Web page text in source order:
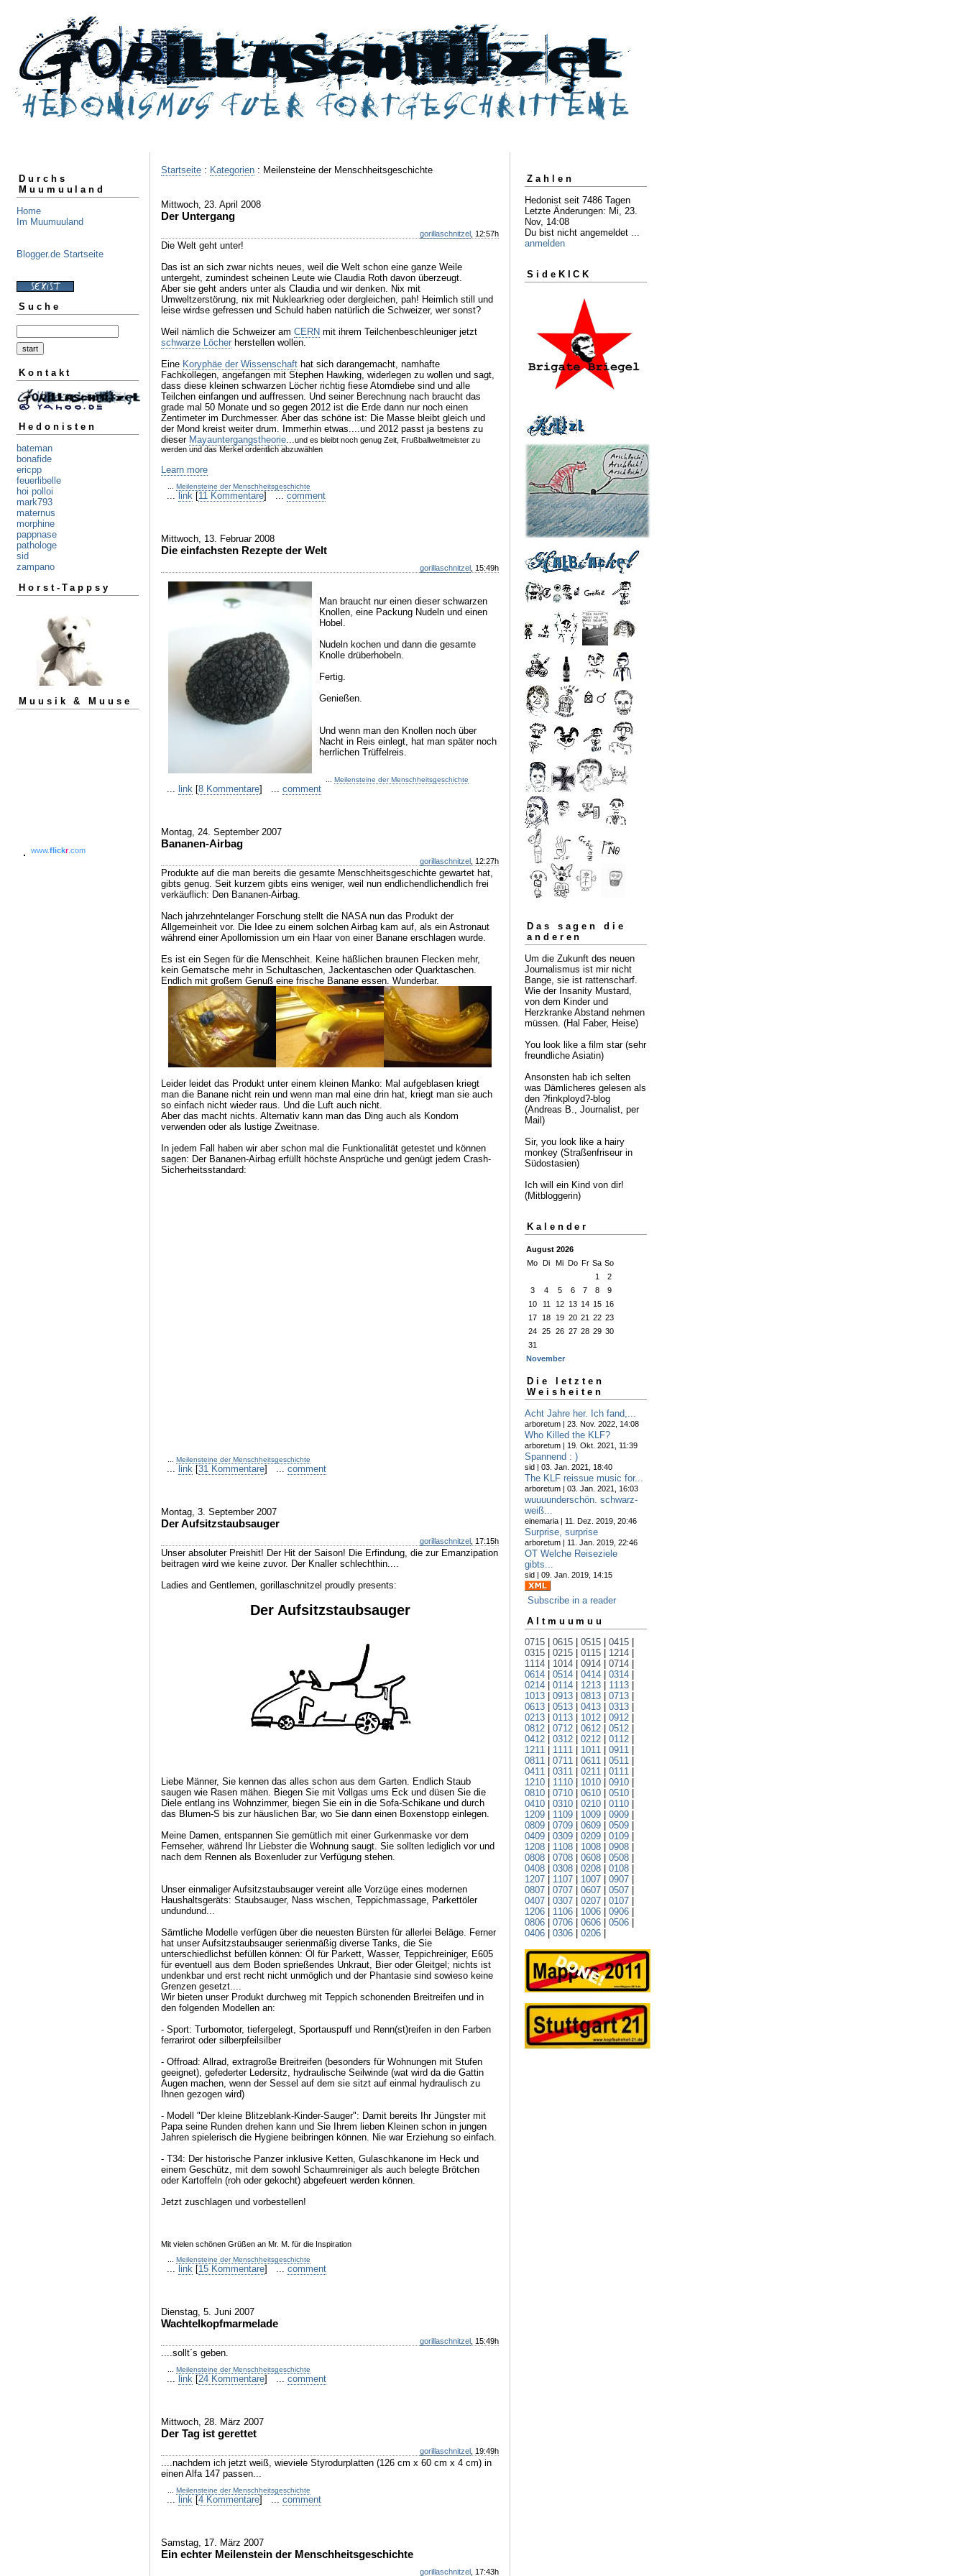
Durchs
Muumuuland
Home
Im Muumuuland
Blogger.de Startseite
Suche
Kontakt
Hedonisten
bateman
bonafide
ericpp
feuerlibelle
hoi polloi
mark793
maternus
morphine
pappnase
pathologe
sid
zampano
Horst-Tappsy
Muusik & Muuse
www.flickr.com
Startseite : Kategorien : Meilensteine der Menschheitsgeschichte
Mittwoch, 23. April 2008
Der Untergang
gorillaschnitzel , 12:57h
Die Welt geht unter!
Das ist an sich zwar nichts neues, weil die Welt schon eine ganze Weile
untergeht, zumindest scheinen Leute wie Claudia Roth davon überzeugt.
Aber sie geht anders unter als Claudia und wir denken. Nix mit
Umweltzerstörung, nix mit Nuklearkrieg oder dergleichen, pah! Heimlich still und
leise wirdse gefressen und Schuld haben natürlich die Schweizer, wer sonst?
Weil nämlich die Schweizer am CERN mit ihrem Teilchenbeschleuniger jetzt
schwarze Löcher herstellen wollen.
Eine Koryphäe der Wissenschaft hat sich darangemacht, namhafte
Fachkollegen, angefangen mit Stephen Hawking, widerlegen zu wollen und sagt,
dass diese kleinen schwarzen Löcher richtig fiese Atomdiebe sind und alle
Teilchen einfangen und auffressen. Und seiner Berechnung nach braucht das
grade mal 50 Monate und so gegen 2012 ist die Erde dann nur noch einen
Zentimeter im Durchmesser. Aber das schöne ist: Die Masse bleibt gleich und
der Mond kreist weiter drum. Immerhin etwas....und 2012 passt ja bestens zu
dieser Mayauntergangstheorie...und es bleibt noch genug Zeit, Frußballweltmeister zu
werden und das Merkel ordentlich abzuwählen
Learn more
Meilensteine der Menschheitsgeschichte
... link [11 Kommentare] ... comment
Mittwoch, 13. Februar 2008
Die einfachsten Rezepte der Welt
gorillaschnitzel , 15:49h
Man braucht nur einen dieser schwarzen
Knollen, eine Packung Nudeln und einen
Hobel.
Nudeln kochen und dann die gesamte
Knolle drüberhobeln.
Fertig.
Genießen.
Und wenn man den Knollen noch über
Nacht in Reis einlegt, hat man später noch
herrlichen Trüffelreis.
Meilensteine der Menschheitsgeschichte
... link [8 Kommentare] ... comment
Montag, 24. September 2007
Bananen-Airbag
gorillaschnitzel , 12:27h
Produkte auf die man bereits die gesamte Menschheitsgeschichte gewartet hat,
gibts genug. Seit kurzem gibts eins weniger, weil nun endlichendlichendlich frei
verkäuflich: Den Bananen-Airbag.
Nach jahrzehntelanger Forschung stellt die NASA nun das Produkt der
Allgemeinheit vor. Die Idee zu einem solchen Airbag kam auf, als ein Astronaut
während einer Apollomission um ein Haar von einer Banane erschlagen wurde.
Es ist ein Segen für die Menschheit. Keine häßlichen braunen Flecken mehr,
kein Gematsche mehr in Schultaschen, Jackentaschen oder Quarktaschen.
Endlich mit großem Genuß eine frische Banane essen. Wunderbar.
Leider leidet das Produkt unter einem kleinen Manko: Mal aufgeblasen kriegt
man die Banane nicht rein und wenn man mal eine drin hat, kriegt man sie auch
so einfach nicht wieder raus. Und die Luft auch nicht.
Aber das macht nichts. Alternativ kann man das Ding auch als Kondom
verwenden oder als lustige Zweitnase.
In jedem Fall haben wir aber schon mal die Funktionalität getestet und können
sagen: Der Bananen-Airbag erfüllt höchste Ansprüche und genügt jedem Crash-
Sicherheitsstandard:
Meilensteine der Menschheitsgeschichte
... link [31 Kommentare] ... comment
Montag, 3. September 2007
Der Aufsitzstaubsauger
gorillaschnitzel , 17:15h
Unser absoluter Preishit! Der Hit der Saison! Die Erfindung, die zur Emanzipation
beitragen wird wie keine zuvor. Der Knaller schlechthin....
Ladies and Gentlemen, gorillaschnitzel proudly presents:
Der Aufsitzstaubsauger
Liebe Männer, Sie kennen das alles schon aus dem Garten. Endlich Staub
saugen wie Rasen mähen. Biegen Sie mit Vollgas ums Eck und düsen Sie die
Diele entlang ins Wohnzimmer, biegen Sie ein in die Sofa-Schikane und durch
das Blumen-S bis zur häuslichen Bar, wo Sie dann einen Boxenstopp einlegen.
Meine Damen, entspannen Sie gemütlich mit einer Gurkenmaske vor dem
Fernseher, während Ihr Liebster die Wohnung saugt. Sie sollten lediglich vor und
nach dem Rennen als Boxenluder zur Verfügung stehen.
Unser einmaliger Aufsitzstaubsauger vereint alle Vorzüge eines modernen
Haushaltsgeräts: Staubsauger, Nass wischen, Teppichmassage, Parkettöler
undundund...
Sämtliche Modelle verfügen über die neuesten Bürsten für allerlei Beläge. Ferner
hat unser Aufsitzstaubsauger serienmäßig diverse Tanks, die Sie
unterschiedlichst befüllen können: Öl für Parkett, Wasser, Teppichreiniger, E605
für eventuell aus dem Boden sprießendes Unkraut, Bier oder Gleitgel; nichts ist
undenkbar und erst recht nicht unmöglich und der Phantasie sind sowieso keine
Grenzen gesetzt....
Wir bieten unser Produkt durchweg mit Teppich schonenden Breitreifen und in
den folgenden Modellen an:
- Sport: Turbomotor, tiefergelegt, Sportauspuff und Renn(st)reifen in den Farben
ferrarirot oder silberpfeilsilber
- Offroad: Allrad, extragroße Breitreifen (besonders für Wohnungen mit Stufen
geeignet), gefederter Ledersitz, hydraulische Seilwinde (wat wird da die Gattin
Augen machen, wenn der Sessel auf dem sie sitzt auf einmal hydraulisch zu
Ihnen gezogen wird)
- Modell "Der kleine Blitzeblank-Kinder-Sauger": Damit bereits Ihr Jüngster mit
Papa seine Runden drehen kann und Sie Ihrem lieben Kleinen schon in jungen
Jahren spielerisch die Hygiene beibringen können. Nie war Erziehung so einfach.
- T34: Der historische Panzer inklusive Ketten, Gulaschkanone im Heck und
einem Geschütz, mit dem sowohl Schaumreiniger als auch belegte Brötchen
oder Kartoffeln (roh oder gekocht) abgefeuert werden können.
Jetzt zuschlagen und vorbestellen!
Mit vielen schönen Grüßen an Mr. M. für die Inspiration
... Meilensteine der Menschheitsgeschichte
... link [15 Kommentare] ... comment
Dienstag, 5. Juni 2007
Wachtelkopfmarmelade
gorillaschnitzel , 15:49h
....sollt´s geben.
... Meilensteine der Menschheitsgeschichte
... link [24 Kommentare] ... comment
Mittwoch, 28. März 2007
Der Tag ist gerettet
gorillaschnitzel , 19:49h
....nachdem ich jetzt weiß, wieviele Styrodurplatten (126 cm x 60 cm x 4 cm) in
einen Alfa 147 passen...
... Meilensteine der Menschheitsgeschichte
... link [4 Kommentare] ... comment
Samstag, 17. März 2007
Ein echter Meilenstein der Menschheitsgeschichte
gorillaschnitzel , 17:43h
Zahlen
Hedonist seit 7486 Tagen
Letzte Änderungen: Mi, 23.
Nov, 14:08
Du bist nicht angemeldet ...
anmelden
SideKICK
Das sagen die
anderen
Um die Zukunft des neuen
Journalismus ist mir nicht
Bange, sie ist rattenscharf.
Wie der Insanity Mustard,
von dem Kinder und
Herzkranke Abstand nehmen
müssen. (Hal Faber, Heise)
You look like a film star (sehr
freundliche Asiatin)
Ansonsten hab ich selten
was Dämlicheres gelesen als
den ?finkployd?-blog
(Andreas B., Journalist, per
Mail)
Sir, you look like a hairy
monkey (Straßenfriseur in
Südostasien)
Ich will ein Kind von dir!
(Mitbloggerin)
Kalender
August 2026
Mo
Di Mi Do Fr Sa So
1
2
3
4 5 6 7 8
9
10
11 12 13 14 15 16
17
18 19 20 21 22 23
24
25 26 27 28 29 30
31
November
Die letzten
Weisheiten
Acht Jahre her. Ich fand,...
arboretum | 23. Nov. 2022, 14:08
Who Killed the KLF?
arboretum | 19. Okt. 2021, 11:39
Spannend : )
sid | 03. Jan. 2021, 18:40
The KLF reissue music for...
arboretum | 03. Jan. 2021, 16:03
wuuuunderschön. schwarz-
weiß...
einemaria | 11. Dez. 2019, 20:46
Surprise, surprise
arboretum | 11. Jan. 2019, 22:46
OT Welche Reiseziele
gibts...
sid | 09. Jan. 2019, 14:15
Subscribe in a reader
Altmuumuu
0715
0615 0515 0415
0315
0215 0115 1214
1114
1014 0914 0714
0614
0514 0414 0314
0214
0114 1213 1113
1013
0913 0813 0713
0613
0513 0413 0313
0213
0113 1012 0912
0812
0712 0612 0512
0412
0312 0212 0112
1211
1111 1011 0911
0811
0711 0611 0511
0411
0311 0211 0111
1210
1110 1010 0910
0810
0710 0610 0510
0410
0310 0210 0110
1209
1109 1009 0909
0809
0709 0609 0509
0409
0309 0209 0109
1208
1108 1008 0908
0808
0708 0608 0508
0408
0308 0208 0108
1207
1107 1007 0907
0807
0707 0607 0507
0407
0307 0207 0107
1206
1106 1006 0906
0806
0706 0606 0506
0406
0306 0206